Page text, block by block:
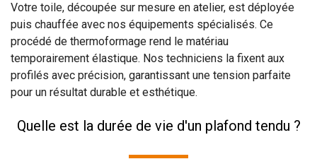
Votre toile, découpée sur mesure en atelier, est déployée
puis chauffée avec nos équipements spécialisés. Ce
procédé de thermoformage rend le matériau
temporairement élastique. Nos techniciens la fixent aux
profilés avec précision, garantissant une tension parfaite
pour un résultat durable et esthétique.
Quelle est la durée de vie d'un plafond tendu ?